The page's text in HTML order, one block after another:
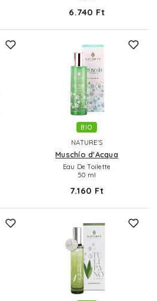
6.740 Ft
BIO
NATURE'S
Muschío d'Acqua
Eau De Toilette
50 ml
7.160 Ft